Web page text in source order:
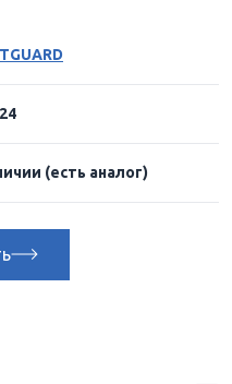
(есть аналог)